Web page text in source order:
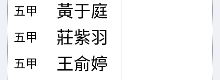
五甲 黃于庭
五甲 莊紫羽
五甲 王俞婷